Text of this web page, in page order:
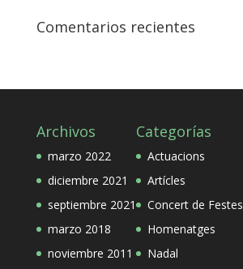
Comentarios recientes
Archivos
marzo 2022
diciembre 2021
septiembre 2021
marzo 2018
noviembre 2011
Categorías
Actuacions
Artícles
Concert de Festes
Homenatges
Nadal